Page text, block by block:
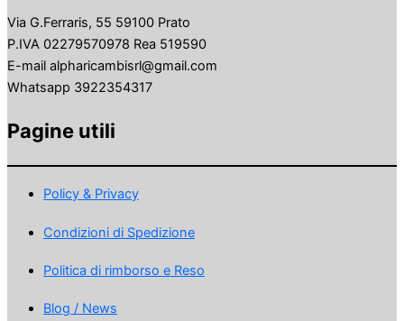
Via G.Ferraris, 55 59100 Prato
P.IVA 02279570978 Rea 519590
E-mail alpharicambisrl@gmail.com
Whatsapp 3922354317
Pagine utili
Policy & Privacy
Condizioni di Spedizione
Politica di rimborso e Reso
Blog / News